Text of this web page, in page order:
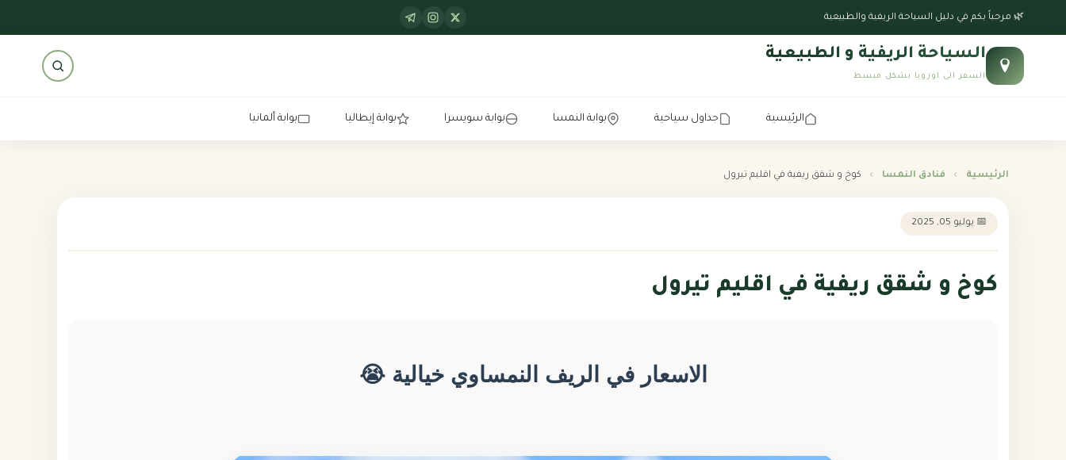
🌿 مرحباً بكم في دليل السياحة الريفية والطبيعية
السياحة الريفية و الطبيعية
السفر الى اوروبا بشكل مبسط
الرئيسية جداول سياحية بوابة النمسا بوابة سويسرا بوابة إيطاليا بوابة ألمانيا
الرئيسية › فنادق النمسا › كوخ و شقق ريفية في اقليم تيرول
📅 يوليو 05, 2025
كوخ و شقق ريفية في اقليم تيرول
الاسعار في الريف النمساوي خيالية 😭